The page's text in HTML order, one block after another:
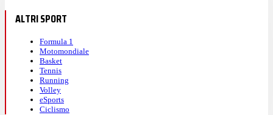
ALTRI SPORT
Formula 1
Motomondiale
Basket
Tennis
Running
Volley
eSports
Ciclismo